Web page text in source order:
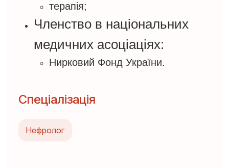
терапія;
Членство в національних
медичних асоціаціях:
Нирковий Фонд України.
Спеціалізація
Нефролог